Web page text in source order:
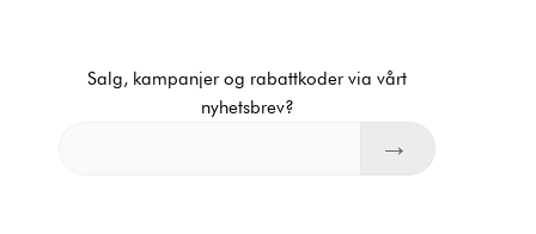
Salg, kampanjer og rabattkoder via vårt
nyhetsbrev?